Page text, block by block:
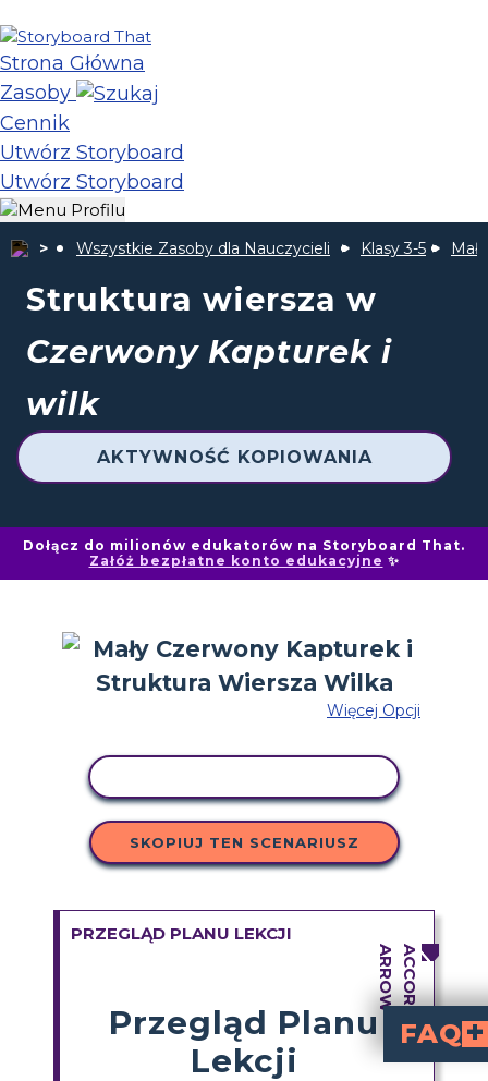
Strona Główna
Zasoby
Cennik
Utwórz Storyboard
Utwórz Storyboard
Wszystkie Zasoby dla Nauczycieli Klasy 3-5
Struktura wiersza w
Czerwony Kapturek i
wilk
AKTYWNOŚĆ KOPIOWANIA
Dołącz do milionów edukatorów na Storyboard That.
Załóż bezpłatne konto edukacyjne ✨
Więcej Opcji
SKOPIUJ TEN SCENARIUSZ
PRZEGLĄD PLANU LEKCJI
Przegląd Planu
Lekcji
FAQ